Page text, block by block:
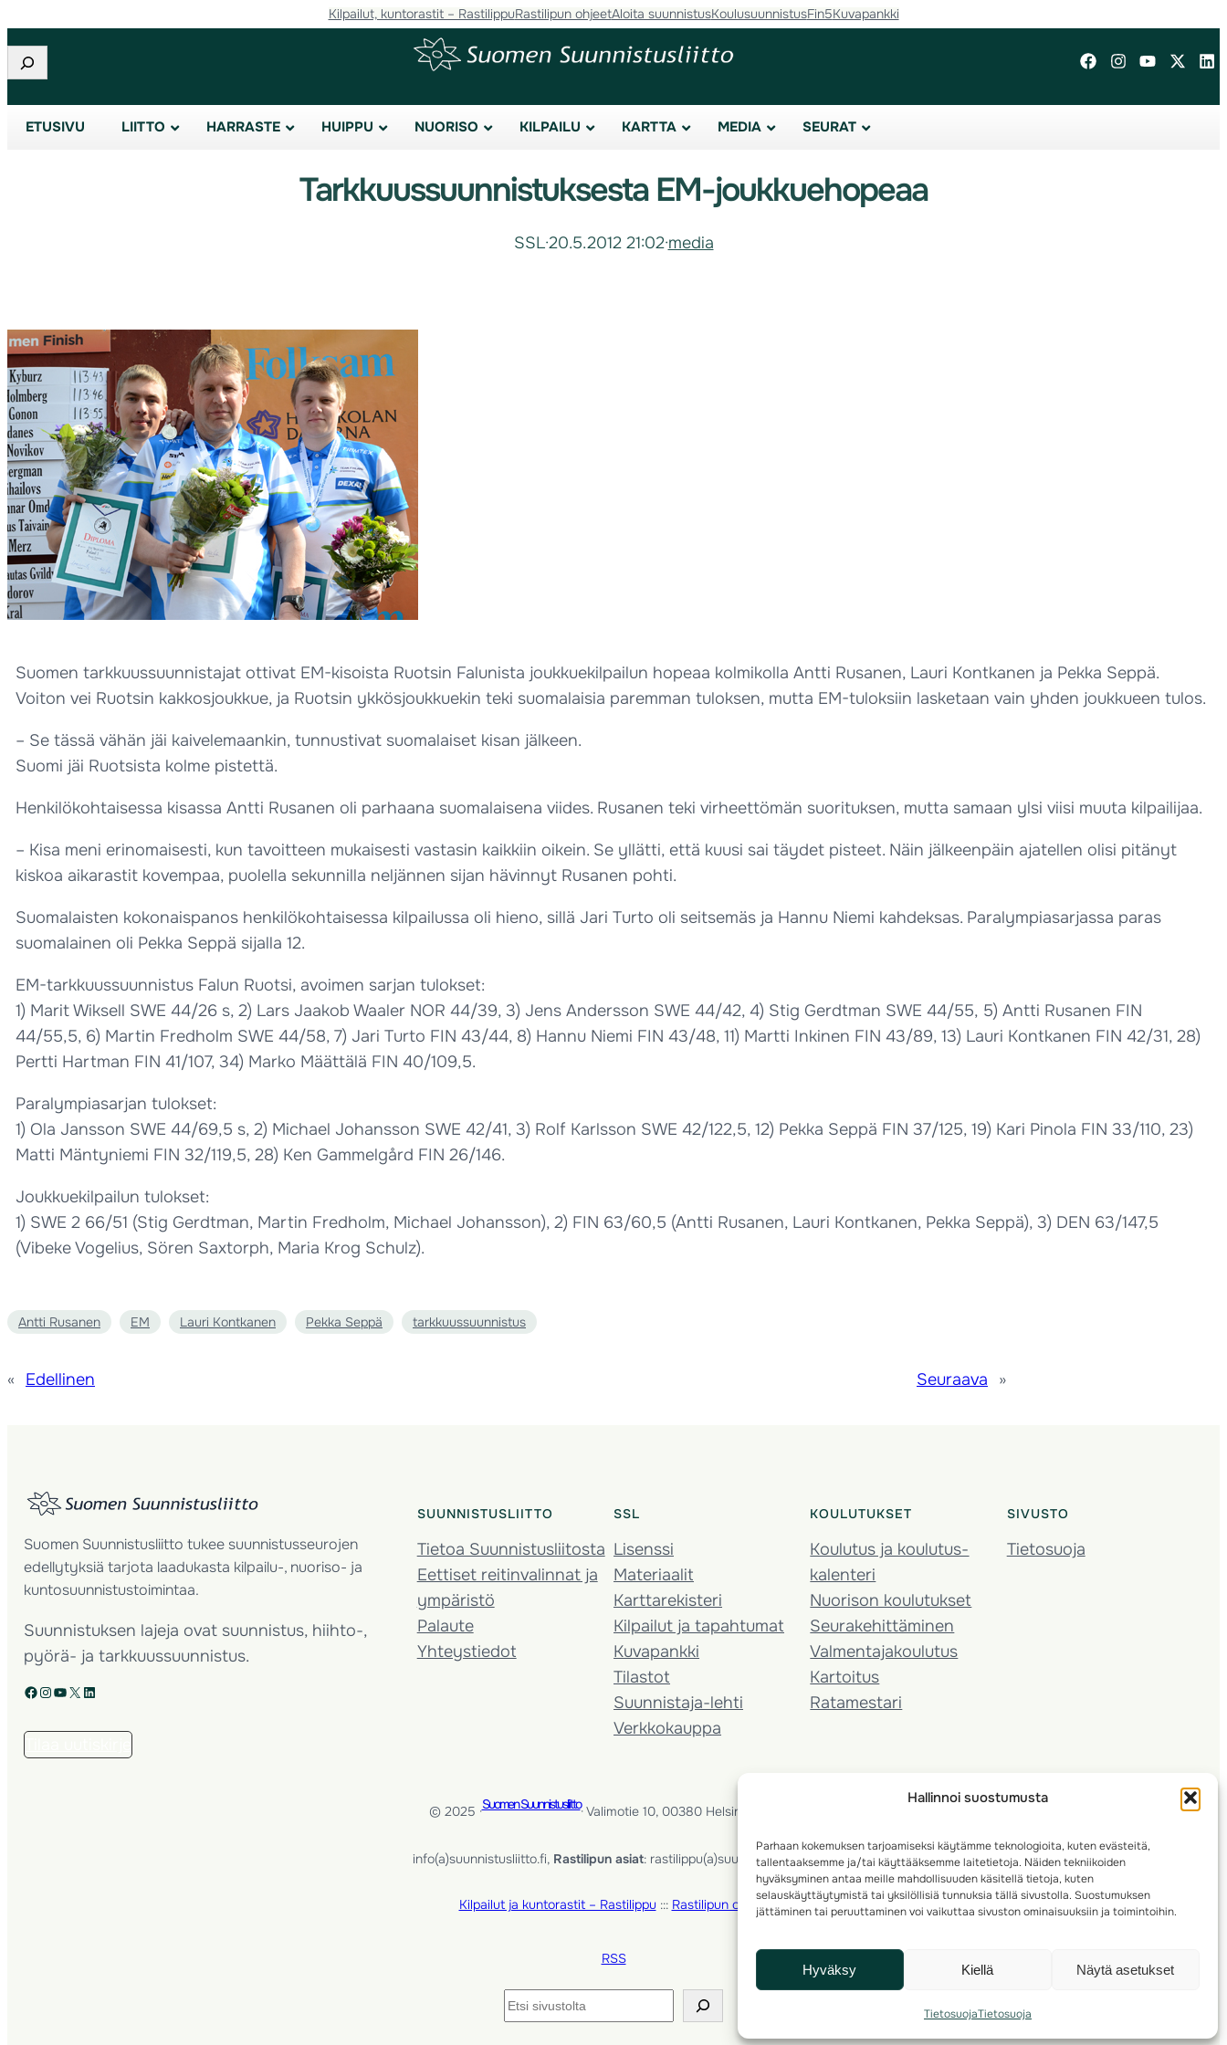
Hallinnoi suostumusta
Parhaan kokemuksen tarjoamiseksi käytämme teknologioita, kuten evästeitä,
tallentaaksemme ja/tai käyttääksemme laitetietoja. Näiden tekniikoiden
hyväksyminen antaa meille mahdollisuuden käsitellä tietoja, kuten
selauskäyttäytymistä tai yksilöllisiä tunnuksia tällä sivustolla. Suostumuksen
jättäminen tai peruuttaminen voi vaikuttaa sivuston ominaisuuksiin ja toimintoihin.
Hyväksy Kiellä Näytä asetukset
TietosuojaTietosuoja
Kilpailut, kuntorastit – RastilippuRastilipun ohjeetAloita suunnistusKoulusuunnistusFin5Kuvapankki
Etsi
ETUSIVU LIITTO HARRASTE HUIPPU NUORISO KILPAILU KARTTA MEDIA SEURAT
Tarkkuussuunnistuksesta EM-joukkuehopeaa
SSL·20.5.2012 21:02·media
Suomen tarkkuussuunnistajat ottivat EM-kisoista Ruotsin Falunista joukkuekilpailun hopeaa kolmikolla Antti Rusanen, Lauri Kontkanen ja Pekka Seppä.
Voiton vei Ruotsin kakkosjoukkue, ja Ruotsin ykkösjoukkuekin teki suomalaisia paremman tuloksen, mutta EM-tuloksiin lasketaan vain yhden joukkueen tulos.
– Se tässä vähän jäi kaivelemaankin, tunnustivat suomalaiset kisan jälkeen.
Suomi jäi Ruotsista kolme pistettä.
Henkilökohtaisessa kisassa Antti Rusanen oli parhaana suomalaisena viides. Rusanen teki virheettömän suorituksen, mutta samaan ylsi viisi muuta kilpailijaa.
– Kisa meni erinomaisesti, kun tavoitteen mukaisesti vastasin kaikkiin oikein. Se yllätti, että kuusi sai täydet pisteet. Näin jälkeenpäin ajatellen olisi pitänyt
kiskoa aikarastit kovempaa, puolella sekunnilla neljännen sijan hävinnyt Rusanen pohti.
Suomalaisten kokonaispanos henkilökohtaisessa kilpailussa oli hieno, sillä Jari Turto oli seitsemäs ja Hannu Niemi kahdeksas. Paralympiasarjassa paras
suomalainen oli Pekka Seppä sijalla 12.
EM-tarkkuussuunnistus Falun Ruotsi, avoimen sarjan tulokset:
1) Marit Wiksell SWE 44/26 s, 2) Lars Jaakob Waaler NOR 44/39, 3) Jens Andersson SWE 44/42, 4) Stig Gerdtman SWE 44/55, 5) Antti Rusanen FIN
44/55,5, 6) Martin Fredholm SWE 44/58, 7) Jari Turto FIN 43/44, 8) Hannu Niemi FIN 43/48, 11) Martti Inkinen FIN 43/89, 13) Lauri Kontkanen FIN 42/31, 28)
Pertti Hartman FIN 41/107, 34) Marko Määttälä FIN 40/109,5.
Paralympiasarjan tulokset:
1) Ola Jansson SWE 44/69,5 s, 2) Michael Johansson SWE 42/41, 3) Rolf Karlsson SWE 42/122,5, 12) Pekka Seppä FIN 37/125, 19) Kari Pinola FIN 33/110, 23)
Matti Mäntyniemi FIN 32/119,5, 28) Ken Gammelgård FIN 26/146.
Joukkuekilpailun tulokset:
1) SWE 2 66/51 (Stig Gerdtman, Martin Fredholm, Michael Johansson), 2) FIN 63/60,5 (Antti Rusanen, Lauri Kontkanen, Pekka Seppä), 3) DEN 63/147,5
(Vibeke Vogelius, Sören Saxtorph, Maria Krog Schulz).
Antti Rusanen EM Lauri Kontkanen Pekka Seppä tarkkuussuunnistus
« Edellinen Seuraava »
Suomen Suunnistusliitto tukee suunnistusseurojen
edellytyksiä tarjota laadukasta kilpailu-, nuoriso- ja
kuntosuunnistustoimintaa.
Suunnistuksen lajeja ovat suunnistus, hiihto-,
pyörä- ja tarkkuussuunnistus.
Facebook Instagram YouTube X LinkedIn
SUUNNISTUSLIITTO
Tietoa Suunnistusliitosta
Eettiset reitinvalinnat ja
ympäristö
Palaute
Yhteystiedot
SSL
Lisenssi
Materiaalit
Karttarekisteri
Kilpailut ja tapahtumat
Kuvapankki
Tilastot
Suunnistaja-lehti
Verkkokauppa
KOULUTUKSET
Koulutus ja koulutus­
kalenteri
Nuorison koulutukset
Seura­kehittäminen
Valmentaja­koulutus
Kartoitus
Ratamestari
SIVUSTO
Tietosuoja
© 2025 ·Suomen Suunnistusliitto· Valimotie 10, 00380 Helsinki, Finland
info(a)suunnistusliitto.fi, Rastilipun asiat: rastilippu(a)suunnistusliitto.fi
Kilpailut ja kuntorastit – Rastilippu::: Rastilipun ohjeet
RSS
Etsi